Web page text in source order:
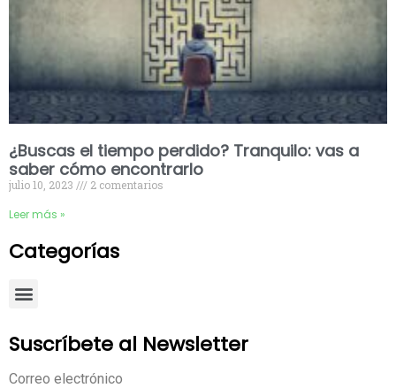
¿Buscas el tiempo perdido? Tranquilo: vas a
saber cómo encontrarlo
julio 10, 2023 2 comentarios
Leer más »
Categorías
Suscríbete al Newsletter
Correo electrónico